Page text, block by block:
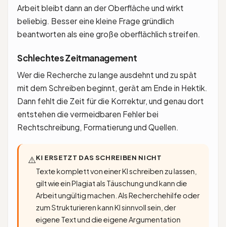
Arbeit bleibt dann an der Oberfläche und wirkt
beliebig. Besser eine kleine Frage gründlich
beantworten als eine große oberflächlich streifen.
Schlechtes Zeitmanagement
Wer die Recherche zu lange ausdehnt und zu spät
mit dem Schreiben beginnt, gerät am Ende in Hektik.
Dann fehlt die Zeit für die Korrektur, und genau dort
entstehen die vermeidbaren Fehler bei
Rechtschreibung, Formatierung und Quellen.
⚠️KI ERSETZT DAS SCHREIBEN NICHT
Texte komplett von einer KI schreiben zu lassen,
gilt wie ein Plagiat als Täuschung und kann die
Arbeit ungültig machen. Als Recherchehilfe oder
zum Strukturieren kann KI sinnvoll sein, der
eigene Text und die eigene Argumentation